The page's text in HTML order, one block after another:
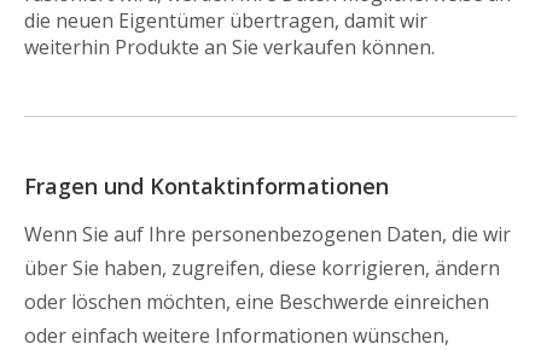
die neuen Eigentümer übertragen, damit wir
weiterhin Produkte an Sie verkaufen können.
Fragen und Kontaktinformationen
Wenn Sie auf Ihre personenbezogenen Daten, die wir
über Sie haben, zugreifen, diese korrigieren, ändern
oder löschen möchten, eine Beschwerde einreichen
oder einfach weitere Informationen wünschen,